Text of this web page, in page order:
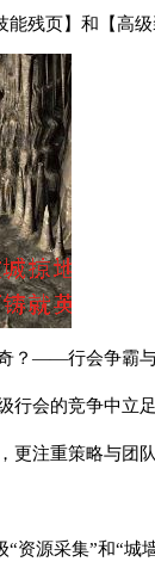
残页】和【高
？——行会争霸
行会的竞争中立
注重策略与团
资源采集”和“